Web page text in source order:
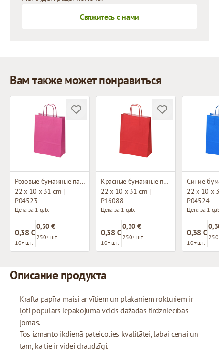
Свяжитесь с нами
Вам также может понравиться
Розовые бумажные пакеты с плетёными ручками
22 x 10 x 31 cm |
P04523
Цена за 1 gab.
0,38 €
10+ шт.
0,30 €
250+ шт.
Красные бумажные пакеты с плетёными ручками
22 x 10 x 31 cm |
P16088
Цена за 1 gab.
0,38 €
10+ шт.
0,30 €
250+ шт.
22 x 10 x
P04524
Цена за 1
0,38 €
10+ шт.
Описание продукта
Krafta papīra maisi ar vītiem un plakaniem rokturiem ir
ļoti populārs iepakojuma veids dažādās tirdzniecības
jomās.
Tos izmanto ikdienā pateicoties kvalitātei, labai cenai un
tam, ka tie ir videi draudzīgi.